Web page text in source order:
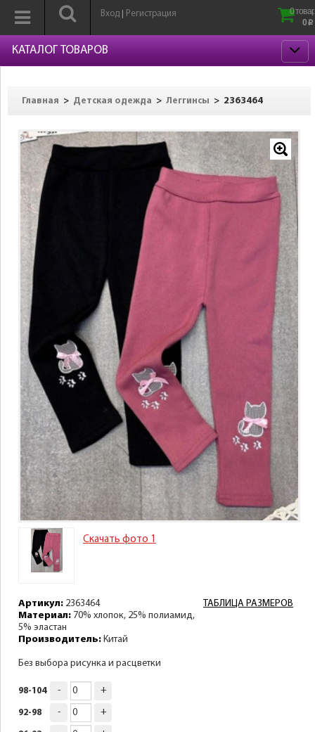
Вход Регистрация
0
0 p
КАТАЛОГ ТОВАРОВ
Главная > Детская одежда > Леггинсы > 2363464
Скачать фото 1
ТАБЛИЦА РАЗМЕРОВ
Артикул: 2363464
Материал: 70% хлопок, 25% полиамид,
5% эластан
Производитель: Китай
Без выбора рисунка и расцветки
98-104 - +
92-98 - +